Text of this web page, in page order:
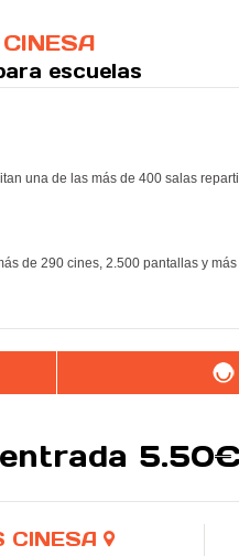
escuelas
una de las más de 400 salas
de 290 cines, 2.500 pantallas y
5.50€
CINESA